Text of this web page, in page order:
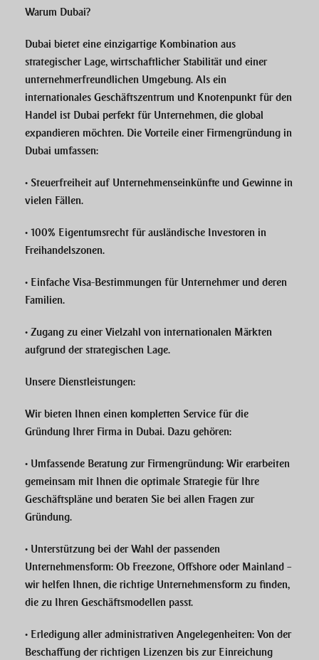
Warum Dubai?
Dubai bietet eine einzigartige Kombination aus
strategischer Lage, wirtschaftlicher Stabilität und einer
unternehmerfreundlichen Umgebung. Als ein
internationales Geschäftszentrum und Knotenpunkt für den
Handel ist Dubai perfekt für Unternehmen, die global
expandieren möchten. Die Vorteile einer Firmengründung in
Dubai umfassen:
• Steuerfreiheit auf Unternehmenseinkünfte und Gewinne in
vielen Fällen.
• 100% Eigentumsrecht für ausländische Investoren in
Freihandelszonen.
• Einfache Visa-Bestimmungen für Unternehmer und deren
Familien.
• Zugang zu einer Vielzahl von internationalen Märkten
aufgrund derstrategischen Lage.
Unsere Dienstleistungen:
Wir bieten Ihnen einen kompletten Service für die
Gründung Ihrer Firma in Dubai. Dazu gehören:
• Umfassende Beratung zur Firmengründung: Wir erarbeiten
gemeinsam mit Ihnen die optimale Strategie für Ihre
Geschäftspläne und beraten Sie bei allen Fragen zur
Gründung.
• Unterstützung bei der Wahl der passenden
Unternehmensform: Ob Freezone, Offshore oder Mainland –
wir helfen Ihnen, die richtige Unternehmensform zu finden,
die zu Ihren Geschäftsmodellen passt.
• Erledigung aller administrativen Angelegenheiten: Von der
Beschaffung der richtigen Lizenzen bis zur Einreichung